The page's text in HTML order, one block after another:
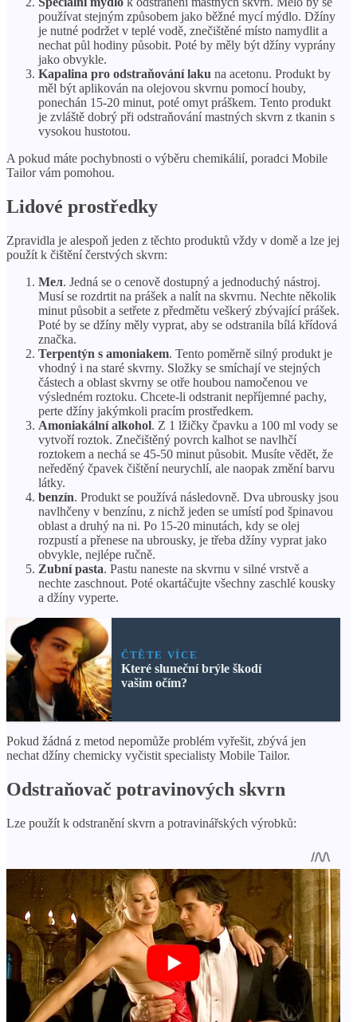
používat stejným způsobem jako běžné mycí mýdlo. Džíny
je nutné podržet v teplé vodě, znečištěné místo namydlit a
nechat půl hodiny působit. Poté by měly být džíny vyprány
jako obvykle.
Kapalina pro odstraňování laku na acetonu. Produkt by
měl být aplikován na olejovou skvrnu pomocí houby,
ponechán 15-20 minut, poté omyt práškem. Tento produkt
je zvláště dobrý při odstraňování mastných skvrn z tkanin s
vysokou hustotou.
A pokud máte pochybnosti o výběru chemikálií, poradci Mobile
Tailor vám pomohou.
Lidové prostředky
Zpravidla je alespoň jeden z těchto produktů vždy v domě a lze jej
použít k čištění čerstvých skvrn:
Мел. Jedná se o cenově dostupný a jednoduchý nástroj.
Musí se rozdrtit na prášek a nalít na skvrnu. Nechte několik
minut působit a setřete z předmětu veškerý zbývající prášek.
Poté by se džíny měly vyprat, aby se odstranila bílá křídová
značka.
Terpentýn s amoniakem. Tento poměrně silný produkt je
vhodný i na staré skvrny. Složky se smíchají ve stejných
částech a oblast skvrny se otře houbou namočenou ve
výsledném roztoku. Chcete-li odstranit nepříjemné pachy,
perte džíny jakýmkoli pracím prostředkem.
Amoniakální alkohol. Z 1 lžičky čpavku a 100 ml vody se
vytvoří roztok. Znečištěný povrch kalhot se navlhčí
roztokem a nechá se 45-50 minut působit. Musíte vědět, že
neředěný čpavek čištění neurychlí, ale naopak změní barvu
látky.
benzín. Produkt se používá následovně. Dva ubrousky jsou
navlhčeny v benzínu, z nichž jeden se umístí pod špinavou
oblast a druhý na ni. Po 15-20 minutách, kdy se olej
rozpustí a přenese na ubrousky, je třeba džíny vyprat jako
obvykle, nejlépe ručně.
Zubní pasta. Pastu naneste na skvrnu v silné vrstvě a
nechte zaschnout. Poté okartáčujte všechny zaschlé kousky
a džíny vyperte.
ČTĚTE VÍCE
Které sluneční brýle škodí
vašim očím?
Pokud žádná z metod nepomůže problém vyřešit, zbývá jen
nechat džíny chemicky vyčistit specialisty Mobile Tailor.
Odstraňovač potravinových skvrn
Lze použít k odstranění skvrn a potravinářských výrobků: